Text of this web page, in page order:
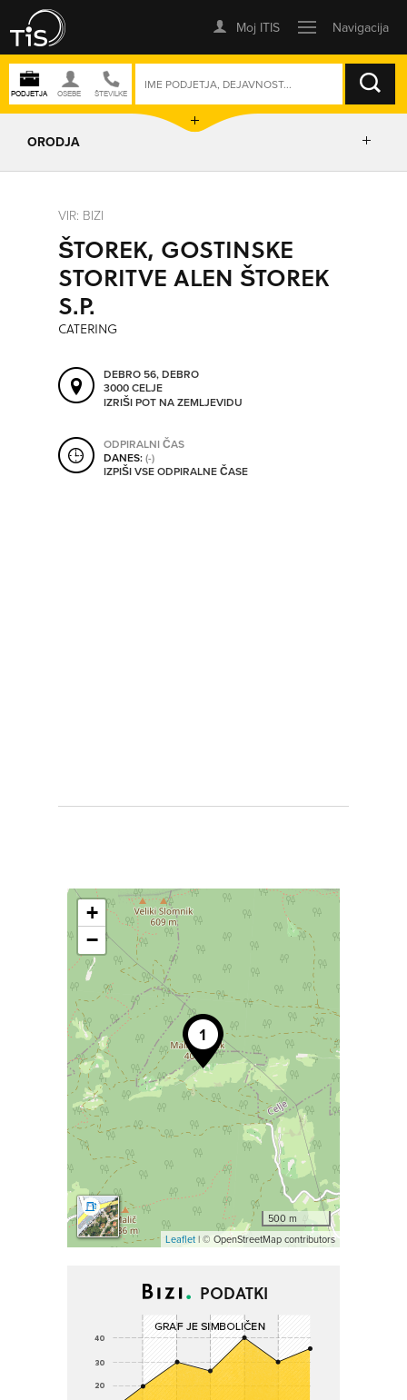
ISKANJE
ORODJA
IZRIŠI POT
POŠLJI SMS
ORODJA
VIR: BIZI
ŠTOREK, GOSTINSKE
STORITVE ALEN ŠTOREK
S.P.
CATERING
DEBRO 56, DEBRO
3000 CELJE
IZRIŠI POT NA ZEMLJEVIDU
ODPIRALNI ČAS
DANES:(-)
IZPIŠI VSE ODPIRALNE ČASE
+
−
500 m
Leaflet| © OpenStreetMap contributors
PODATKI